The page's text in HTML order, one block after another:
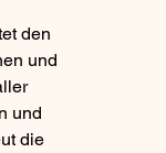
den
und
und
die